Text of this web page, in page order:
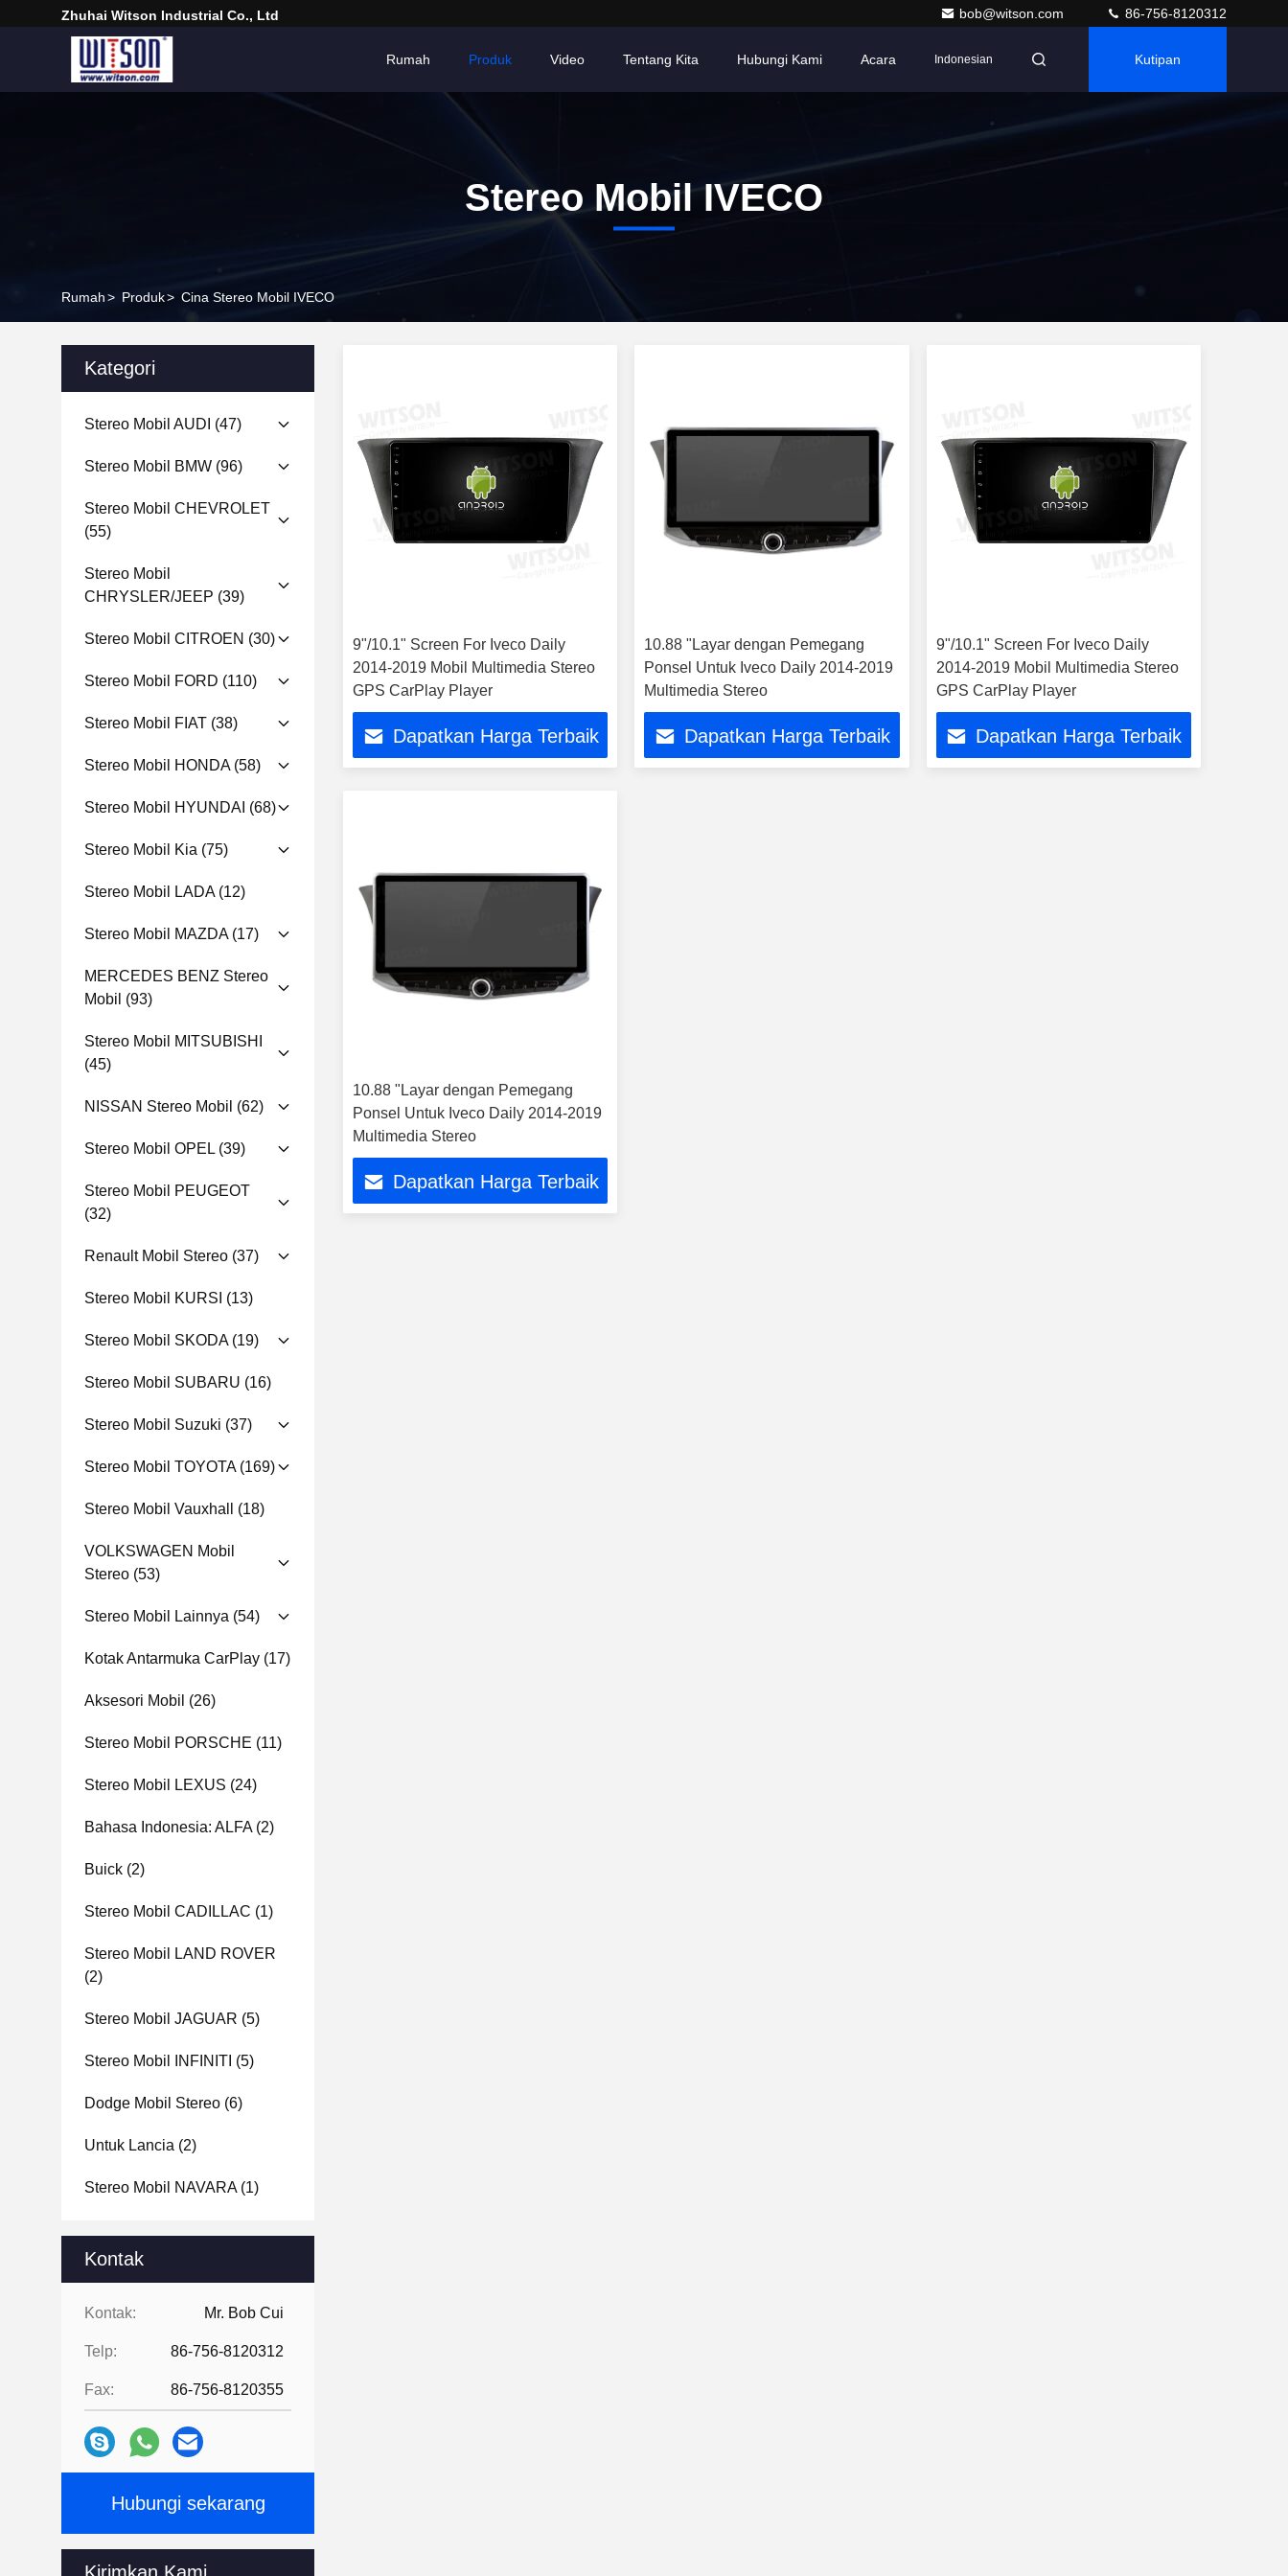
Zhuhai Witson Industrial Co., Ltd bob@witson.com 86-756-8120312
Rumah Produk Video Tentang Kita Hubungi Kami Acara Indonesian Kutipan
Stereo Mobil IVECO
Rumah> Produk> Cina Stereo Mobil IVECO
Kategori
Stereo Mobil AUDI (47)
Stereo Mobil BMW (96)
Stereo Mobil CHEVROLET
(55)
Stereo Mobil
CHRYSLER/JEEP (39)
Stereo Mobil CITROEN (30)
Stereo Mobil FORD (110)
Stereo Mobil FIAT (38)
Stereo Mobil HONDA(58)
Stereo Mobil HYUNDAI (68)
Stereo Mobil Kia (75)
Stereo Mobil LADA(12)
Stereo Mobil MAZDA(17)
MERCEDES BENZ Stereo
Mobil (93)
Stereo Mobil MITSUBISHI
(45)
NISSAN Stereo Mobil (62)
Stereo Mobil OPEL (39)
Stereo Mobil PEUGEOT
(32)
Renault Mobil Stereo (37)
Stereo Mobil KURSI (13)
Stereo Mobil SKODA(19)
Stereo Mobil SUBARU (16)
Stereo Mobil Suzuki (37)
Stereo Mobil TOYOTA(169)
Stereo Mobil Vauxhall (18)
VOLKSWAGEN Mobil
Stereo (53)
Stereo Mobil Lainnya (54)
Kotak Antarmuka CarPlay (17)
Aksesori Mobil (26)
Stereo Mobil PORSCHE (11)
Stereo Mobil LEXUS (24)
Bahasa Indonesia: ALFA(2)
Buick (2)
Stereo Mobil CADILLAC (1)
Stereo Mobil LAND ROVER
(2)
Stereo Mobil JAGUAR (5)
Stereo Mobil INFINITI (5)
Dodge Mobil Stereo (6)
Untuk Lancia (2)
Stereo Mobil NAVARA(1)
Kontak
Kontak: Mr. Bob Cui
Telp: 86-756-8120312
Fax: 86-756-8120355
Hubungi sekarang
9"/10.1" Screen For Iveco Daily
2014-2019 Mobil Multimedia Stereo
GPS CarPlay Player
Dapatkan Harga Terbaik
10.88 "Layar dengan Pemegang
Ponsel Untuk Iveco Daily 2014-2019
Multimedia Stereo
Dapatkan Harga Terbaik
9"/10.1" Screen For Iveco Daily
2014-2019 Mobil Multimedia Stereo
GPS CarPlay Player
Dapatkan Harga Terbaik
10.88 "Layar dengan Pemegang
Ponsel Untuk Iveco Daily 2014-2019
Multimedia Stereo
Dapatkan Harga Terbaik